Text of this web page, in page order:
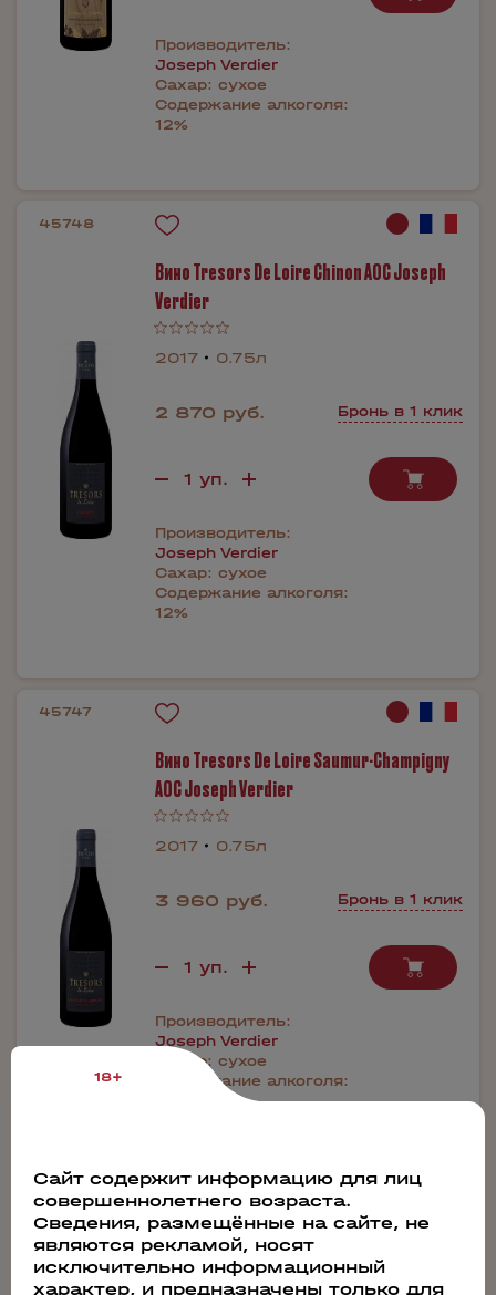
Производитель:
Joseph Verdier
Сахар: сухое
Содержание алкоголя:
12%
45748
Вино Tresors De Loire Chinon AOC Joseph
Verdier
2017 0.75л
2 870 руб. Бронь в 1 клик
Производитель:
Joseph Verdier
Сахар: сухое
Содержание алкоголя:
12%
45747
Вино Tresors De Loire Saumur-Champigny
AOC Joseph Verdier
2017 0.75л
3 960 руб. Бронь в 1 клик
Производитель:
Joseph Verdier
Сахар: сухое
Содержание алкоголя:
45746
Вино Tresors De Loire Sauvignon Touraine
AOC Joseph Verdier
18+
Сайт содержит информацию для лиц
совершеннолетнего возраста.
Сведения, размещённые на сайте, не
являются рекламой, носят
исключительно информационный
характер, и предназначены только для